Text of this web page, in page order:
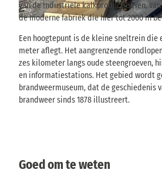
van de industriële kalkproductie zien,
de moderne fabriek die hier tot 2000 in
Een hoogtepunt is de kleine sneltrein die
meter aflegt. Het aangrenzende
zes kilometer langs oude steengroeven,
en informatiestations. Het gebied wordt
brandweermuseum, dat de geschiedenis
brandweer sinds 1878 illustreert.
Goed om te weten